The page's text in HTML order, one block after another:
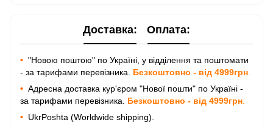
Доставка: Оплата:
• "Новою поштою" по Україні, у відділення та поштомати
- за тарифами перевізника. Безкоштовно - від 4999грн
• Адресна доставка кур'єром "Нової пошти" по Україні -
за тарифами перевізника. Безкоштовно - від 4999грн
• UkrPoshta (Worldwide shipping).